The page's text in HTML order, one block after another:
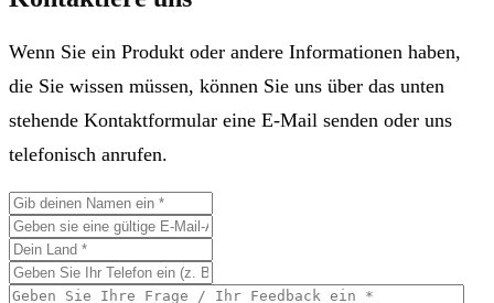
Wenn Sie ein Produkt oder andere Informationen haben,
die Sie wissen müssen, können Sie uns über das unten
stehende Kontaktformular eine E-Mail senden oder uns
telefonisch anrufen.